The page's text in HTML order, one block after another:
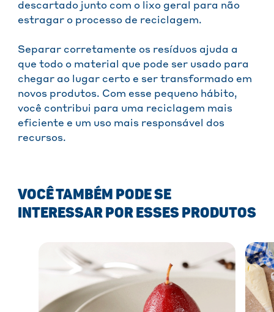
descartado junto com o lixo geral para não
estragar o processo de reciclagem.
Separar corretamente os resíduos ajuda a
que todo o material que pode ser usado para
chegar ao lugar certo e ser transformado em
novos produtos. Com esse pequeno hábito,
você contribui para uma reciclagem mais
eficiente e um uso mais responsável dos
recursos.
VOCÊ TAMBÉM PODE SE
INTERESSAR POR ESSES PRODUTOS